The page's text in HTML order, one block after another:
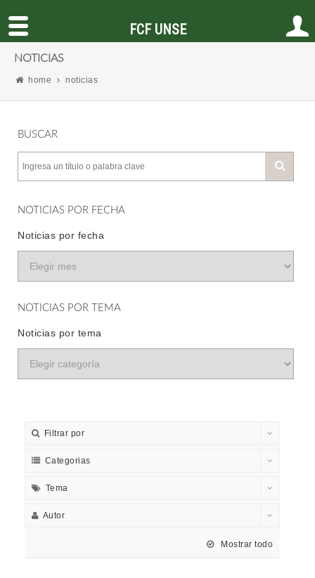
NOTICIAS
home noticias
BUSCAR
NOTICIAS POR FECHA
Noticias por fecha
NOTICIAS POR TEMA
Noticias por tema
Filtrar por
Categorias
Tema
Autor
Mostrar todo
FCF UNSE